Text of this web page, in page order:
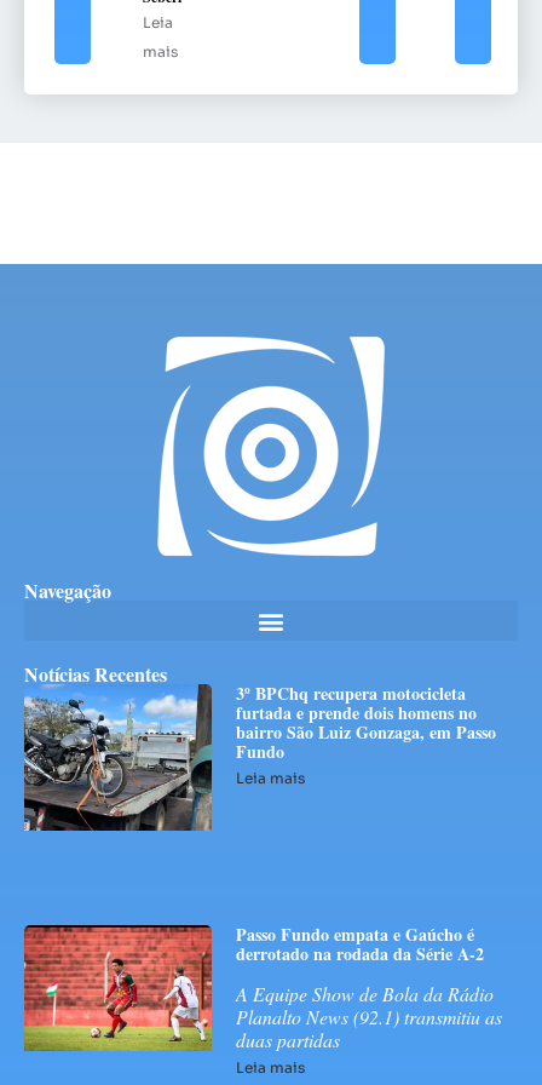
Leia
mais
Navegação
Notícias Recentes
3º BPChq recupera motocicleta
furtada e prende dois homens no
bairro São Luiz Gonzaga, em Passo
Fundo
Leia mais
Passo Fundo empata e Gaúcho é
derrotado na rodada da Série A-2
A Equipe Show de Bola da Rádio
Planalto News (92.1) transmitiu as
duas partidas
Leia mais